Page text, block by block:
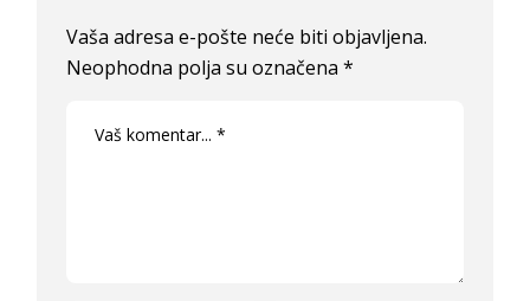
Vaša adresa e-pošte neće biti objavljena.
Neophodna polja su označena*